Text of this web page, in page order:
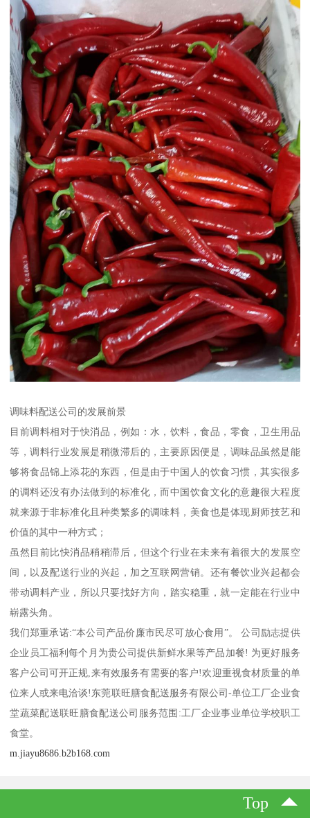
调味料配送公司的发展前景
目前调料相对于快消品，例如：水，饮料，食品，零食，卫生用品
等，调料行业发展是稍微滞后的，主要原因便是，调味品虽然是能
够将食品锦上添花的东西，但是由于中国人的饮食习惯，其实很多
的调料还没有办法做到的标准化，而中国饮食文化的意趣很大程度
就来源于非标准化且种类繁多的调味料，美食也是体现厨师技艺和
价值的其中一种方式；
虽然目前比快消品稍稍滞后，但这个行业在未来有着很大的发展空
间，以及配送行业的兴起，加之互联网营销。还有餐饮业兴起都会
带动调料产业，所以只要找好方向，踏实稳重，就一定能在行业中
崭露头角。
我们郑重承诺:“本公司产品价廉市民尽可放心食用”。 公司励志提供
企业员工福利每个月为贵公司提供新鲜水果等产品加餐! 为更好服务
客户公司可开正规,来有效服务有需要的客户!欢迎重视食材质量的单
位来人或来电洽谈!东莞联旺膳食配送服务有限公司-单位工厂企业食
堂蔬菜配送联旺膳食配送公司服务范围:工厂企业事业单位学校职工
食堂。
m.jiayu8686.b2b168.com
Top